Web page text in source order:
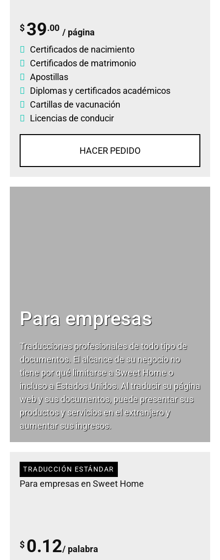
$ 39.00 / página
Certificados de nacimiento
Certificados de matrimonio
Apostillas
Diplomasycertificados académicos
Cartillas de vacunación
Licencias de conducir
HACER PEDIDO
Para empresas
Traducciones profesionales de todo tipo de
documentos. El alcance de su negocio no
tiene por qué limitarse a Sweet Home o
incluso a Estados Unidos. Al traducir su página
web y sus documentos, puede presentar sus
productos y servicios en el extranjero y
aumentar sus ingresos.
TRADUCCIÓN ESTÁNDAR
Para empresas en Sweet Home
$ 0.12/ palabra